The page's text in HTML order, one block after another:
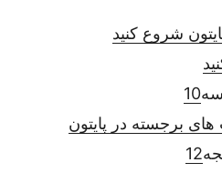
10
برجسته در پایتون
12